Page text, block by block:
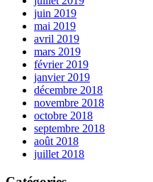
juin 2019
mai 2019
avril 2019
mars 2019
février 2019
janvier 2019
décembre 2018
novembre 2018
octobre 2018
septembre 2018
août 2018
juillet 2018